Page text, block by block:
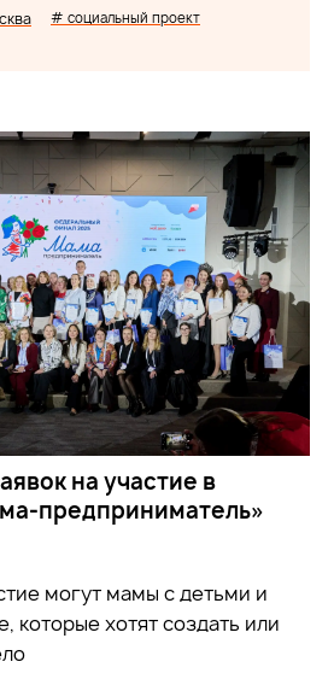
# социальный проект
на участие в
предприниматель»
могут мамы с детьми и
которые хотят создать или